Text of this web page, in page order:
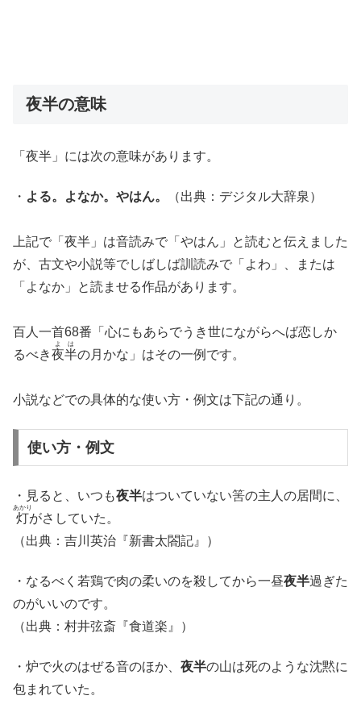
夜半の意味
「夜半」には次の意味があります。
・ よる。よなか。やはん。 （出典：デジタル大辞泉）
上記で「夜半」は音読みで「やはん」と読むと伝えました
が、古文や小説等でしばしば訓読みで「よわ」、または
「よなか」と読ませる作品があります。
百人一首68番「心にもあらでうき世にながらへば恋しか
るべき夜半
よは
の月かな」はその一例です。
小説などでの具体的な使い方・例文は下記の通り。
使い方・例文
・見ると、いつも夜半はついていない筈の主人の居間に、
灯
あかり
がさしていた。
（出典：吉川英治『新書太閤記』）
・なるべく若鶏で肉の柔いのを殺してから一昼夜半過ぎた
のがいいのです。
（出典：村井弦斎『食道楽』）
・炉で火のはぜる音のほか、 夜半の山は死のような沈黙に
包まれていた。